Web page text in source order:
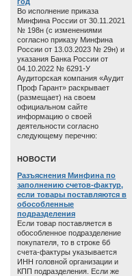
Во исполнение приказа
Минфина России от 30.11.2021
№ 198н (с изменениями
согласно приказу Минфина
России от 13.03.2023 № 29н) и
указания Банка России от
04.10.2022 № 6291-У
Аудиторская компания «Аудит
Проф Гарант» раскрывает
(размещает) на своем
официальном сайте
информацию о своей
деятельности согласно
следующему перечню:
HОВОСТИ
Разъяснения Минфина по
заполнению счетов-фактур,
если товары поставляются в
обособленные
подразделения
Если товар поставляется в
обособленное подразделение
покупателя, то в строке 6б
счета-фактуры указывается
ИНН головной организации и
КПП подразделения. Если же